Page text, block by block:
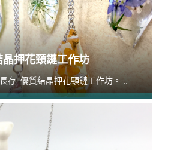
押花頸鏈工作坊
存! 優質結晶押花頸鏈工作坊。 ...